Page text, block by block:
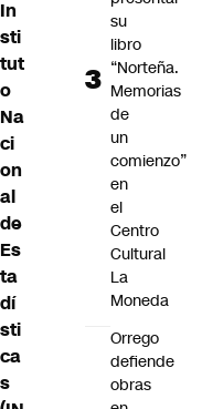
In
sti
tut
o
Na
ci
on
al
de
Es
ta
dí
sti
ca
s
su
libro
“Norteña.
Memorias
de
un
comienzo”
en
el
Centro
Cultural
La
Moneda
Orrego
defiende
obras